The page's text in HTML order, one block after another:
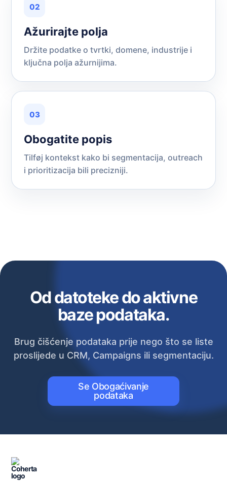
02
Ažurirajte polja
Držite podatke o tvrtki, domene, industrije i
ključna polja ažurnijima.
03
Obogatite popis
Tilføj kontekst kako bi segmentacija, outreach
i prioritizacija bili precizniji.
Od datoteke do aktivne
baze podataka.
Brug čišćenje podataka prije nego što se liste
proslijede u CRM, Campaigns ili segmentaciju.
Se Obogaćivanje
podataka